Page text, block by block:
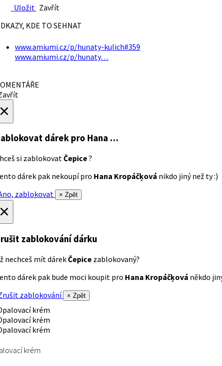
Uložit Zavřít
KDE TO SEHNAT
www.amiumi.cz/p/hunaty-kulich#359
www.amiumi.cz/p/hunaty…
dárek pro Hana …
si zablokovatČepice?
dárek pak nekoupí pro Hana Kropáčķová nikdo jiný než ty :)
zablokovat
× Zpět
zablokování dárku
nechceš mít dárekČepice zablokovaný?
dárek pak bude moci koupit pro Hana Kropáčķová někdo
zablokování
× Zpět
krém